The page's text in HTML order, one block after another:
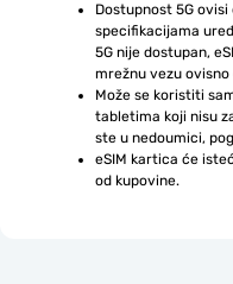
Dostupnost 5G
specifikacijama
5G nije dostupan,
mrežnu vezu
Može se koristiti
tabletima koji nisu
ste u nedoumici,
eSIM kartica će
od kupovine.